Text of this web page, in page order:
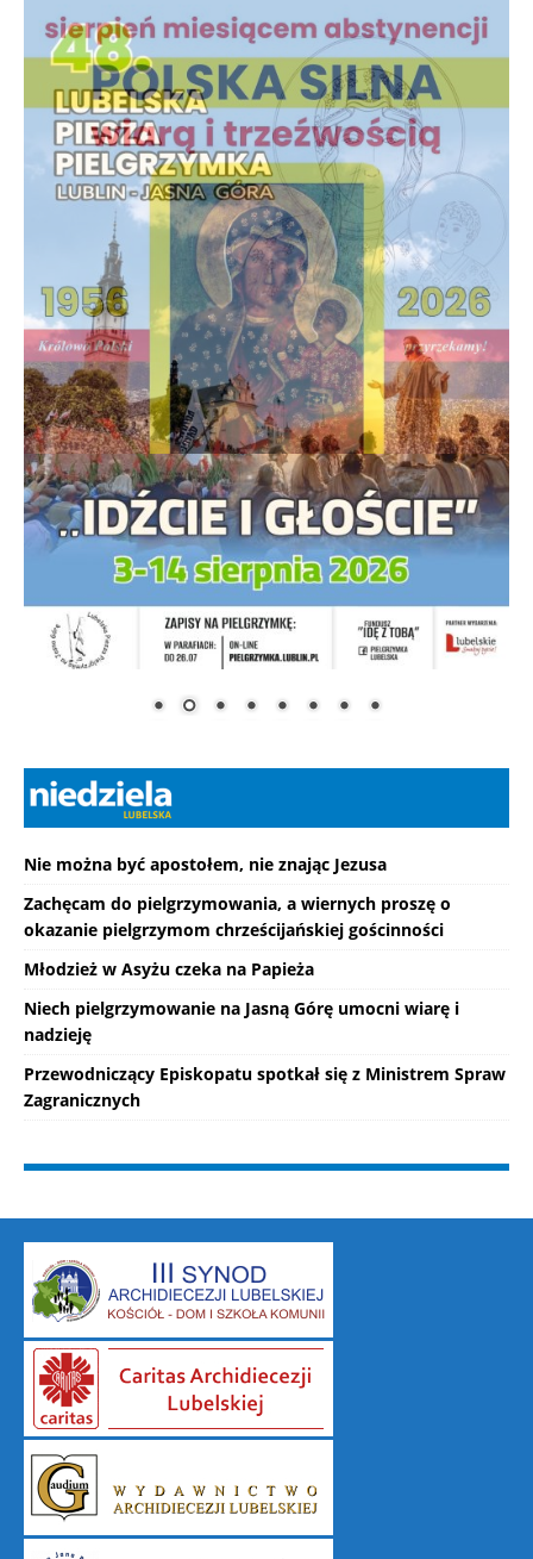
Nie można być apostołem, nie znając Jezusa
Zachęcam do pielgrzymowania, a wiernych proszę o
okazanie pielgrzymom chrześcijańskiej gościnności
Młodzież w Asyżu czeka na Papieża
Niech pielgrzymowanie na Jasną Górę umocni wiarę i
nadzieję
Przewodniczący Episkopatu spotkał się z Ministrem Spraw
Zagranicznych